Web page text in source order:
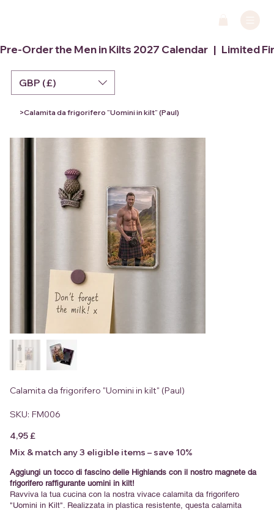
Pre-Order the Men in Kilts 2027 Calendar   |   Limited
GBP (£)
>Calamita da frigorifero "Uomini in kilt" (Paul)
Calamita da frigorifero "Uomini in kilt" (Paul)
SKU: SKU
FM006
FM006
Prezzo
4,95 £
Mix & match any 3 eligible items – save 10%
Aggiungi un tocco di fascino delle Highlands con il nostro magnete da
frigorifero raffigurante uomini in kilt!
Ravviva la tua cucina con la nostra vivace calamita da frigorifero
"Uomini in Kilt". Realizzata in plastica resistente, questa calamita